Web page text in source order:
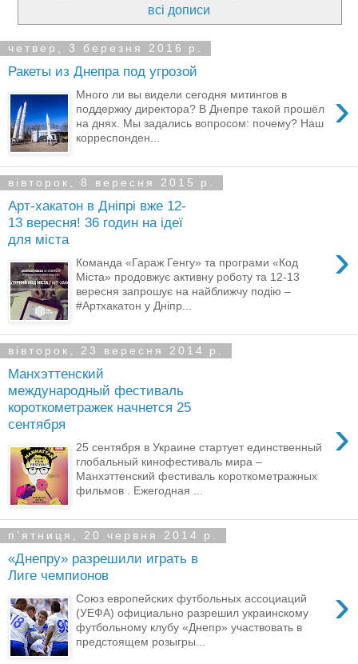
всі дописи
четвер, 3 березня 2016 р.
Ракеты из Днепра под угрозой
›
Много ли вы видели сегодня митингов в
поддержку директора? В Днепре такой прошёл
на днях. Мы задались вопросом: почему? Наш
корреспонден...
вівторок, 8 вересня 2015 р.
Арт-хакатон в Дніпрі вже 12-
13 вересня! 36 годин на ідеї
для міста
›
Команда «Гараж Генгу» та програми «Код
Міста» продовжує активну роботу та 12-13
вересня запрошує на найближчу подію –
#Артхакатон у Дніпр...
вівторок, 23 вересня 2014 р.
Манхэттенский
международный фестиваль
короткометражек начнется 25
сентября
›
25 сентября в Украине стартует единственный
глобальный кинофестиваль мира –
Манхэттенский фестиваль короткометражных
фильмов . Ежегодная ...
пʼятниця, 20 червня 2014 р.
«Днепру» разрешили играть в
Лиге чемпионов
›
Союз европейских футбольных ассоциаций
(УЕФА) официально разрешил украинскому
футбольному клубу «Днепр» участвовать в
предстоящем розыгры...